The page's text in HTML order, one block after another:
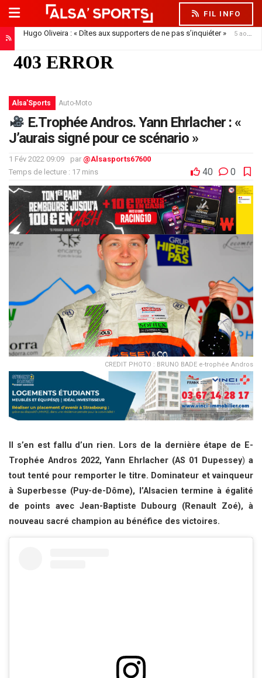
FIL INFO
Hugo Oliveira : « Dîtes aux supporters de ne pas s’inquiéter » 5 août 2026
Alsa'Sports Auto-Moto
E.Trophée Andros. Yann Ehrlacher : «
J’aurais signé pour ce scénario »
1 Fév 2022 09:09 par @Alsasports67600
Temps de lecture : 17 mins
40 0
CREDIT PHOTO : BRUNO BADE e-trophée Andros
Il s’en est fallu d’un rien. Lors de la dernière étape de E-
Trophée Andros 2022, Yann Ehrlacher (AS 01 Dupessey) a
tout tenté pour remporter le titre. Dominateur et vainqueur
à Superbesse (Puy-de-Dôme), l’Alsacien termine à égalité
de points avec Jean-Baptiste Dubourg (Renault Zoé), à
nouveau sacré champion au bénéfice des victoires.